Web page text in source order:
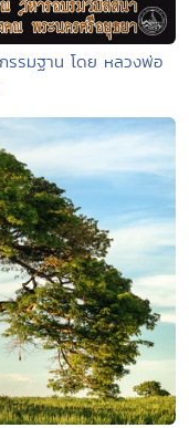
รรมฐาน โดย หลวงพ่อ